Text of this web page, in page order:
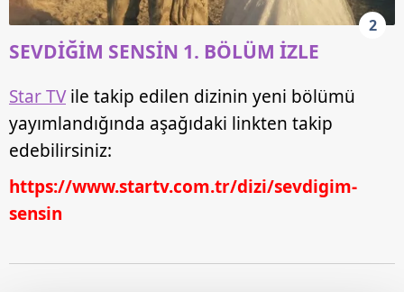
2
SEVDİĞİM SENSİN 1. BÖLÜM İZLE
Star TVile takip edilen dizinin yeni bölümü
yayımlandığında aşağıdaki linkten takip
edebilirsiniz:
https://www.startv.com.tr/dizi/sevdigim-
sensin